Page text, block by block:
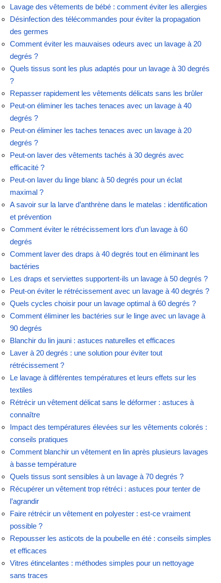
Lavage des vêtements de bébé : comment éviter les allergies
Désinfection des télécommandes pour éviter la propagation
des germes
Comment éviter les mauvaises odeurs avec un lavage à 20
degrés ?
Quels tissus sont les plus adaptés pour un lavage à 30 degrés
?
Repasser rapidement les vêtements délicats sans les brûler
Peut-on éliminer les taches tenaces avec un lavage à 40
degrés ?
Peut-on éliminer les taches tenaces avec un lavage à 20
degrés ?
Peut-on laver des vêtements tachés à 30 degrés avec
efficacité ?
Peut-on laver du linge blanc à 50 degrés pour un éclat
maximal ?
A savoir sur la larve d’anthrène dans le matelas : identification
et prévention
Comment éviter le rétrécissement lors d’un lavage à 60
degrés
Comment laver des draps à 40 degrés tout en éliminant les
bactéries
Les draps et serviettes supportent-ils un lavage à 50 degrés ?
Peut-on éviter le rétrécissement avec un lavage à 40 degrés ?
Quels cycles choisir pour un lavage optimal à 60 degrés ?
Comment éliminer les bactéries sur le linge avec un lavage à
90 degrés
Blanchir du lin jauni : astuces naturelles et efficaces
Laver à 20 degrés : une solution pour éviter tout
rétrécissement ?
Le lavage à différentes températures et leurs effets sur les
textiles
Rétrécir un vêtement délicat sans le déformer : astuces à
connaître
Impact des températures élevées sur les vêtements colorés :
conseils pratiques
Comment blanchir un vêtement en lin après plusieurs lavages
à basse température
Quels tissus sont sensibles à un lavage à 70 degrés ?
Récupérer un vêtement trop rétréci : astuces pour tenter de
l’agrandir
Faire rétrécir un vêtement en polyester : est-ce vraiment
possible ?
Repousser les asticots de la poubelle en été : conseils simples
et efficaces
Vitres étincelantes : méthodes simples pour un nettoyage
sans traces